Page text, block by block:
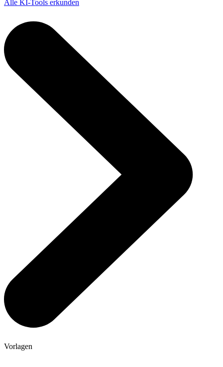
Alle KI-Tools erkunden
Vorlagen